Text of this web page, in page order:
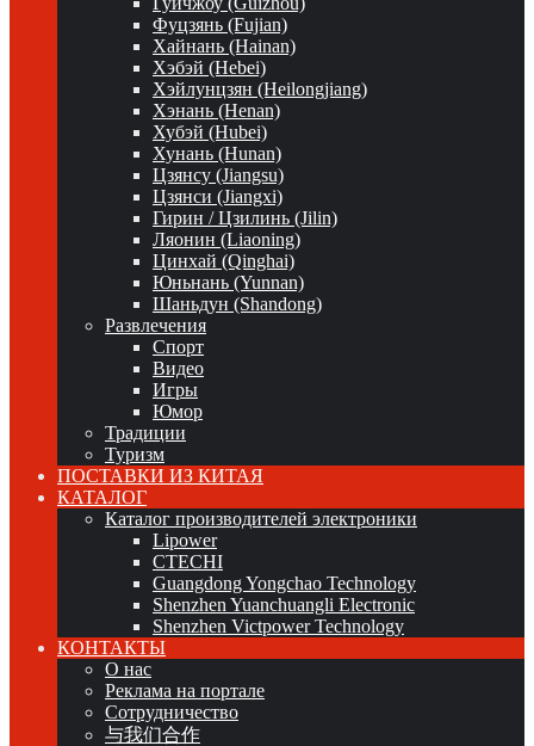
Фуцзянь (Fujian)
Хайнань (Hainan)
Хэбэй (Hebei)
Хэйлунцзян (Heilongjiang)
Хэнань (Henan)
Хубэй (Hubei)
Хунань (Hunan)
Цзянсу (Jiangsu)
Цзянси (Jiangxi)
Гирин / Цзилинь (Jilin)
Ляонин (Liaoning)
Цинхай (Qinghai)
Юньнань (Yunnan)
Шаньдун (Shandong)
Развлечения
Спорт
Видео
Игры
Юмор
Традиции
Туризм
ПОСТАВКИ ИЗ КИТАЯ
КАТАЛОГ
Каталог производителей электроники
Lipower
CTECHI
Guangdong Yongchao Technology
Shenzhen Yuanchuangli Electronic
Shenzhen Victpower Technology
КОНТАКТЫ
О нас
Реклама на портале
Сотрудничество
与我们合作